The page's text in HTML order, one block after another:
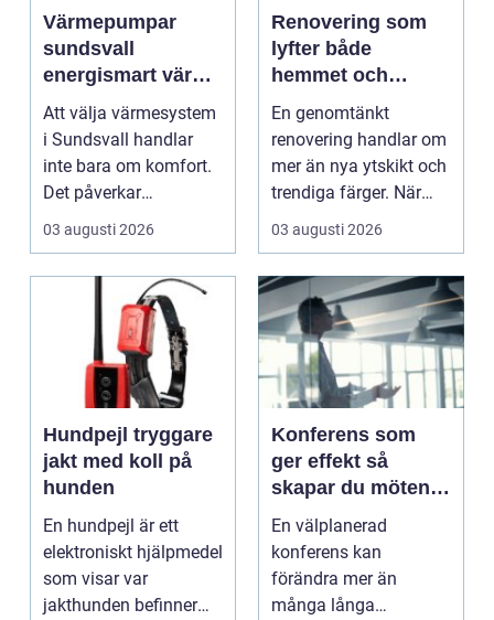
Värmepumpar
sundsvall
energismart värme
för norrländskt
klimat
Att välja värmesystem
i Sundsvall handlar
inte bara om komfort.
Det påverkar
ekonomin, miljön och
03 augusti 2026
Renovering som
lyfter både
hemmet och
vardagen
En genomtänkt
renovering handlar om
mer än nya ytskikt och
trendiga färger. När
arbetet planeras väl...
03 augusti 2026
Hundpejl tryggare
jakt med koll på
hunden
En hundpejl är ett
elektroniskt hjälpmedel
som visar var
jakthunden befinner
Konferens som
ger effekt så
skapar du möten
som gör skillnad
En välplanerad
konferens kan
förändra mer än
många långa